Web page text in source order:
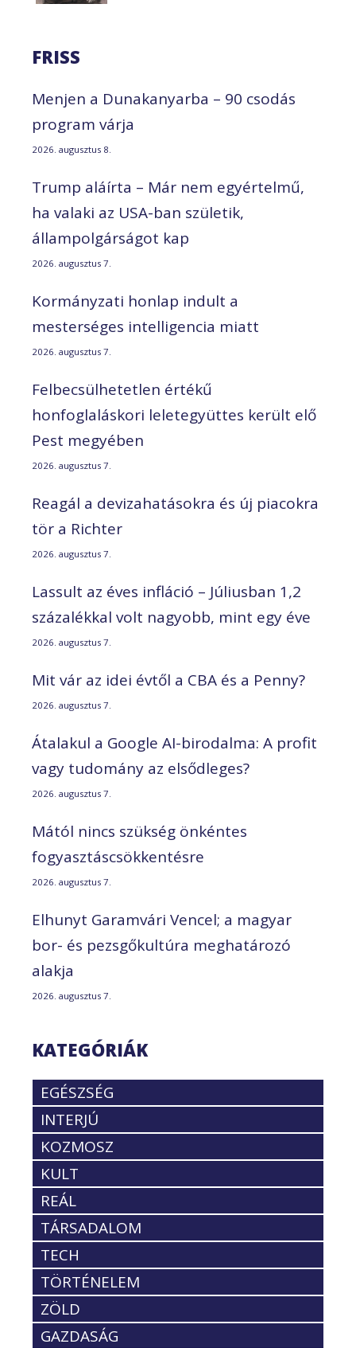
FRISS
Menjen a Dunakanyarba – 90 csodás
program várja
2026. augusztus 8.
Trump aláírta – Már nem egyértelmű,
ha valaki az USA-ban születik,
állampolgárságot kap
2026. augusztus 7.
Kormányzati honlap indult a
mesterséges intelligencia miatt
2026. augusztus 7.
Felbecsülhetetlen értékű
honfoglaláskori leletegyüttes került elő
Pest megyében
2026. augusztus 7.
Reagál a devizahatásokra és új piacokra
tör a Richter
2026. augusztus 7.
Lassult az éves infláció – Júliusban 1,2
százalékkal volt nagyobb, mint egy éve
2026. augusztus 7.
Mit vár az idei évtől a CBA és a Penny?
2026. augusztus 7.
Átalakul a Google AI-birodalma: A profit
vagy tudomány az elsődleges?
2026. augusztus 7.
Mától nincs szükség önkéntes
fogyasztáscsökkentésre
2026. augusztus 7.
Elhunyt Garamvári Vencel; a magyar
bor- és pezsgőkultúra meghatározó
alakja
2026. augusztus 7.
KATEGÓRIÁK
EGÉSZSÉG
INTERJÚ
KOZMOSZ
KULT
REÁL
TÁRSADALOM
TECH
TÖRTÉNELEM
ZÖLD
GAZDASÁG